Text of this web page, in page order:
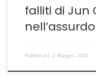
falliti di Jun
Pubblicato 2 Maggio 2022